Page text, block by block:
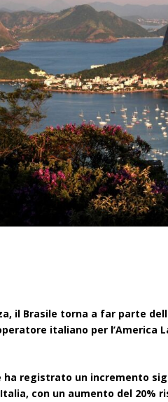
il Brasile torna a far parte
italiano per
ha registrato un incremento
con un aumento del 20%